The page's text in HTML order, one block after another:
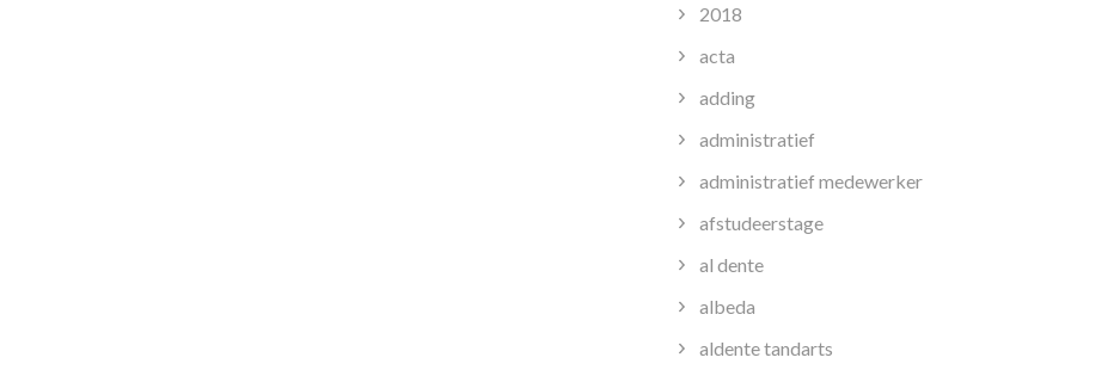
2018
acta
adding
administratief
administratief medewerker
afstudeerstage
al dente
albeda
aldente tandarts